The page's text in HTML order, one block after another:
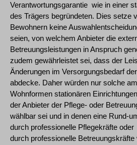
Verantwortungsgarantie ­ wie in einer
des Trägers begründeten. Dies setze
Bewohnern keine
seien, von welchem Anbieter die
Betreuungsleistungen in Anspruch
zudem gewährleistet sei, dass der
Änderungen im Versorgungsbedarf
abdecke. Daher würden nur solche
Wohnformen stationären
der Anbieter der Pflege- oder
wählbar sei und in denen eine Rund-
durch professionelle Pflegekräfte
durch professionelle